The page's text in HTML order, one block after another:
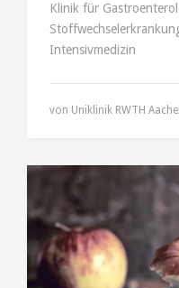
Klinik für
Intensivmedizin
von Uniklinik RWTH